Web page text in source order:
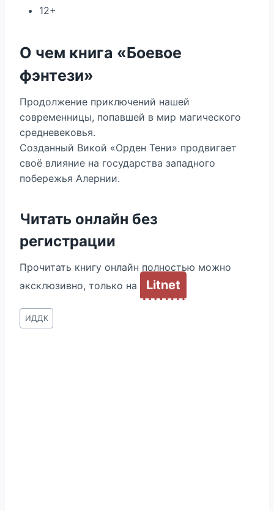
12+
О чем книга «Боевое
фэнтези»
Продолжение приключений нашей
современницы, попавшей в мир магического
средневековья.
Созданный Викой «Орден Тени» продвигает
своё влияние на государства западного
побережья Алернии.
Читать онлайн без
регистрации
Прочитать книгу онлайн полностью можно
эксклюзивно, только на
Litnet
Метки
записи:
ИДДК